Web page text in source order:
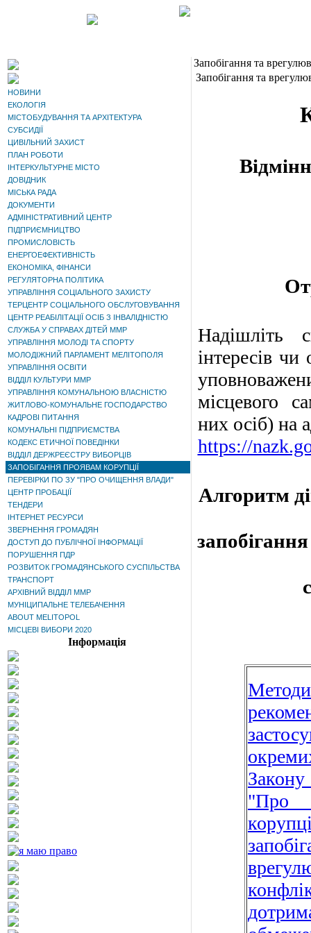
НОВИНИ
ЕКОЛОГІЯ
МІСТОБУДУВАННЯ ТА АРХІТЕКТУРА
СУБСИДІЇ
ЦИВІЛЬНИЙ ЗАХИСТ
ПЛАН РОБОТИ
ІНТЕРКУЛЬТУРНЕ МІСТО
ДОВІДНИК
МІСЬКА РАДА
ДОКУМЕНТИ
АДМІНІСТРАТИВНИЙ ЦЕНТР
ПІДПРИЄМНИЦТВО
ПРОМИСЛОВІСТЬ
ЕНЕРГОЕФЕКТИВНІСТЬ
ЕКОНОМІКА, ФІНАНСИ
РЕГУЛЯТОРНА ПОЛІТИКА
УПРАВЛІННЯ СОЦІАЛЬНОГО ЗАХИСТУ
ТЕРЦЕНТР СОЦІАЛЬНОГО ОБСЛУГОВУВАННЯ
ЦЕНТР РЕАБІЛІТАЦІЇ ОСІБ З ІНВАЛІДНІСТЮ
СЛУЖБА У СПРАВАХ ДІТЕЙ ММР
УПРАВЛІННЯ МОЛОДІ ТА СПОРТУ
МОЛОДІЖНИЙ ПАРЛАМЕНТ МЕЛІТОПОЛЯ
УПРАВЛІННЯ ОСВІТИ
ВІДДІЛ КУЛЬТУРИ ММР
УПРАВЛІННЯ КОМУНАЛЬНОЮ ВЛАСНІСТЮ
ЖИТЛОВО-КОМУНАЛЬНЕ ГОСПОДАРСТВО
КАДРОВІ ПИТАННЯ
КОМУНАЛЬНІ ПІДПРИЄМСТВА
КОДЕКС ЕТИЧНОЇ ПОВЕДІНКИ
ВІДДІЛ ДЕРЖРЕЄСТРУ ВИБОРЦІВ
ЗАПОБІГАННЯ ПРОЯВАМ КОРУПЦІЇ
ПЕРЕВІРКИ ПО ЗУ "ПРО ОЧИЩЕННЯ ВЛАДИ"
ЦЕНТР ПРОБАЦІЇ
ТЕНДЕРИ
ІНТЕРНЕТ РЕСУРСИ
ЗВЕРНЕННЯ ГРОМАДЯН
ДОСТУП ДО ПУБЛІЧНОЇ ІНФОРМАЦІЇ
ПОРУШЕННЯ ПДР
РОЗВИТОК ГРОМАДЯНСЬКОГО СУСПІЛЬСТВА
ТРАНСПОРТ
АРХІВНИЙ ВІДДІЛ ММР
МУНІЦИПАЛЬНЕ ТЕЛЕБАЧЕННЯ
ABOUT MELITOPOL
МІСЦЕВІ ВИБОРИ 2020
Інформація
Запобігання та
Запобігання та
Надішліть
інтересів
місцевого
них осіб) на
https://
Алгоритм
"Про